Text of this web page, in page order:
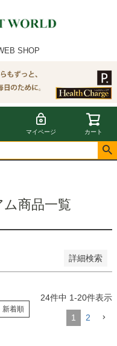
SHOP
マイページ カート
商品一覧
詳細検索
新着順
24件中 1-20件表示
1 2